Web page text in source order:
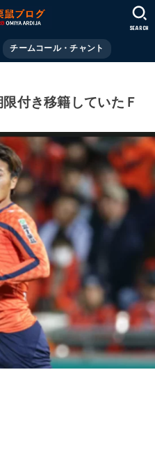
チームコール・チャント
SEARCH
付き移籍していたＦ